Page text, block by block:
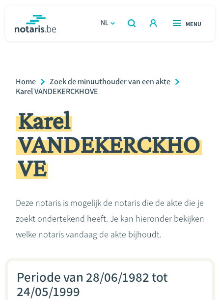
gaan
NL
OPEN
ZOEKEN
OPEN
MENU
Relatie & samenleven
Erven & schenken
Ondernemen
Over de notaris
Rekenmodules
Breadcrumb
Home
Zoek de minuuthouder van een akte
Karel VANDEKERCKHOVE
Karel
VANDEKERCKHO
VE
Deze notaris is mogelijk de notaris die de akte die je
zoekt ondertekend heeft. Je kan hieronder bekijken
welke notaris vandaag de akte bijhoudt.
Periode van 28/06/1982 tot
24/05/1999